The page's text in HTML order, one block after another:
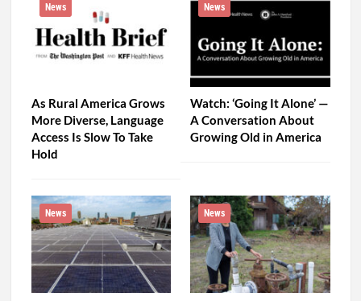
News
As Rural America Grows
More Diverse, Language
Access Is Slow To Take
Hold
News
Watch: ‘Going It Alone’ —
A Conversation About
Growing Old in America
News News